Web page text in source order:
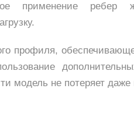
применение
профиля,
модель не потеряет даже